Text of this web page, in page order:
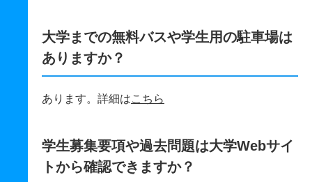
大学までの無料バスや学生用の駐車場は
ありますか？
あります。詳細はこちら
学生募集要項や過去問題は大学Webサイ
トから確認できますか？